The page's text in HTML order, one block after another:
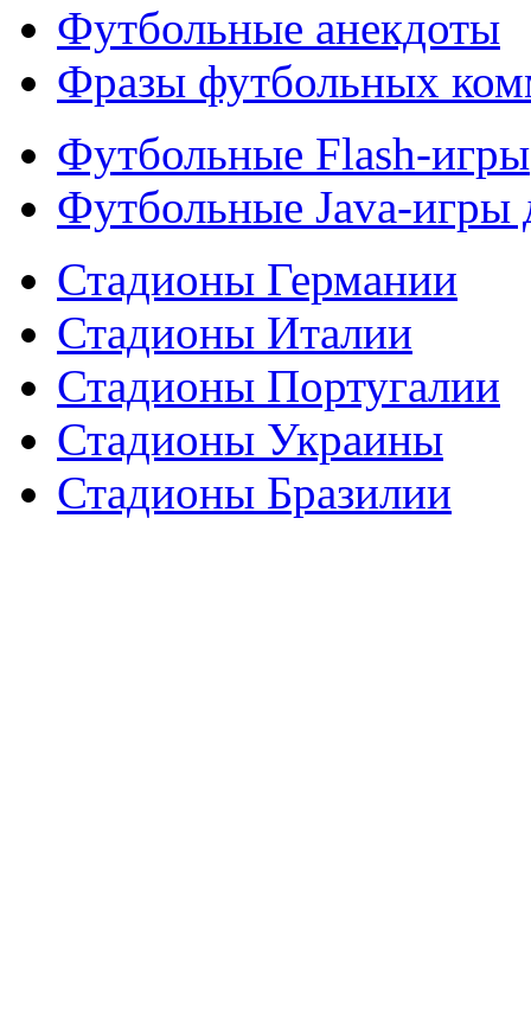
Футбольные анекдоты
Фразы футбольных
Футбольные Flash-игры
Футбольные Java-игры
Стадионы Германии
Стадионы Италии
Стадионы Португалии
Стадионы Украины
Стадионы Бразилии